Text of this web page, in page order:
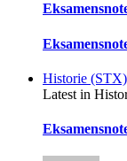
Historie (STX)
Latest in